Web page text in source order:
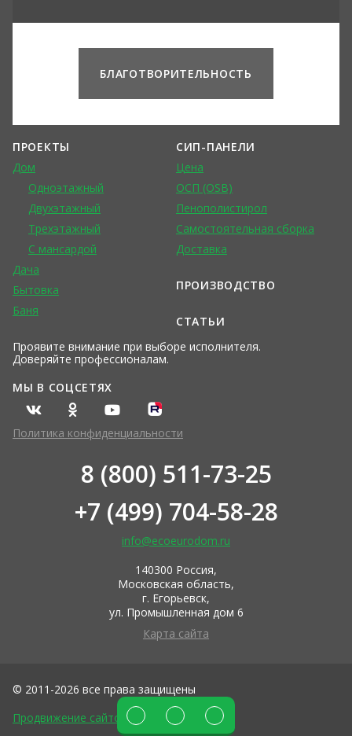
БЛАГОТВОРИТЕЛЬНОСТЬ
ПРОЕКТЫ
Дом
Одноэтажный
Двухэтажный
Трехэтажный
С мансардой
Дача
Бытовка
Баня
Проявите внимание при выборе исполнителя.
Доверяйте профессионалам.
СИП-ПАНЕЛИ
Цена
ОСП (OSB)
Пенополистирол
Самостоятельная сборка
Доставка
ПРОИЗВОДСТВО
СТАТЬИ
МЫ В СОЦСЕТЯХ
Политика конфиденциальности
8 (800) 511-73-25
+7 (499) 704-58-28
info@ecoeurodom.ru
140300 Россия,
Московская область,
г. Егорьевск,
ул. Промышленная дом 6
Карта сайта
© 2011-2026 все права защищены
Продвижение сайтов DIUS